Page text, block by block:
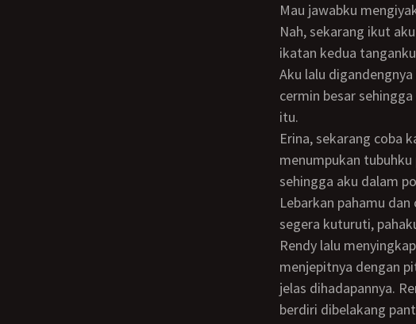
Mau jawabku
Nah, sekarang ikut aku kak! Rendy menarik tanganku turun dari ranjang dan melepas
ikatan kedua
Aku lalu digandengnya kehadapan meja rias bu Diana. Meja rias itu delengkapi sebuah
cermin besar
itu.
Erina, sekarang coba kamu menungging! aku pun membungkukkan badanku dan
menumpukan
sehingga aku dalam
Lebarkan pahamu dan coba lebih menunduk! kembali Rendy memberi perintah yang
segera kuturuti,
Rendy lalu menyingkapkan rok gaunku dan menaikkan petticoatku dari belakang dan
menjepitnya dengan
jelas dihadapannya.
berdiri dibelakang